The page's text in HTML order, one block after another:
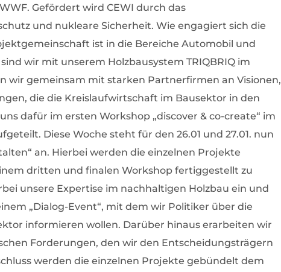
Gefördert wird CEWI durch das
und nukleare Sicherheit. Wie engagiert sich die
ist in die Bereiche Automobil und
wir mit unserem Holzbausystem TRIQBRIQ im
wir gemeinsam mit starken Partnerfirmen an Visionen,
die die Kreislaufwirtschaft im Bausektor in den
dafür im ersten Workshop „discover & co-create“ im
Diese Woche steht für den 26.01 und 27.01. nun
an. Hierbei werden die einzelnen Projekte
dritten und finalen Workshop fertiggestellt zu
unsere Expertise im nachhaltigen Holzbau ein und
„Dialog-Event“, mit dem wir Politiker über die
informieren wollen. Darüber hinaus erarbeiten wir
Forderungen, den wir den Entscheidungsträgern
werden die einzelnen Projekte gebündelt dem